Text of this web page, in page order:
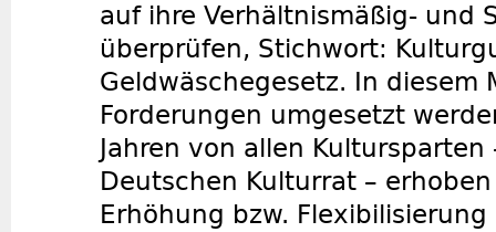
auf ihre Verhältnismäßig- und
überprüfen, Stichwort:
Geldwäschegesetz. In diesem
Forderungen umgesetzt
Jahren von allen Kultursparten
Deutschen Kulturrat –
Erhöhung bzw. Flexibilisierung